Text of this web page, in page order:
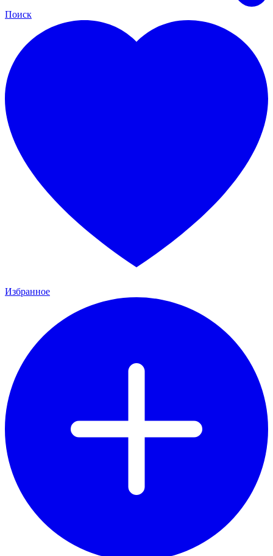
Поиск
Избранное